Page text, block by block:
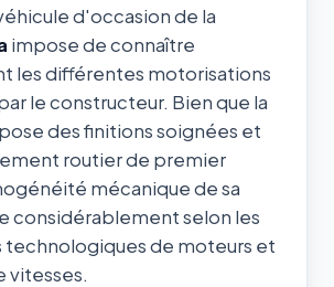
d'occasion de la
impose de connaître
les différentes motorisations
le constructeur. Bien que la
des finitions soignées et
routier de premier
mécanique de sa
considérablement selon les
technologiques de moteurs et
vitesses.